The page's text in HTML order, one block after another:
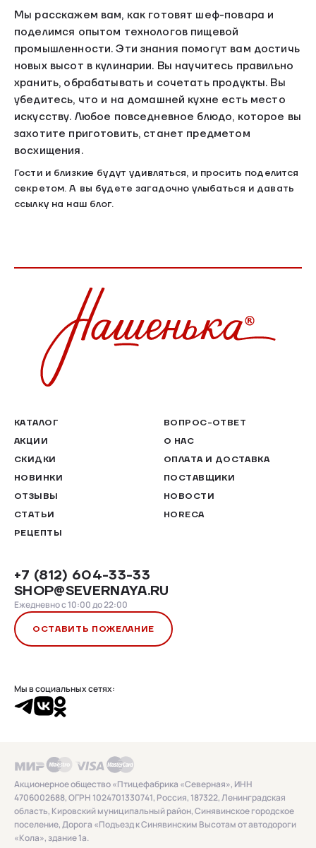
Мы расскажем вам, как готовят шеф-повара и
поделимся опытом технологов пищевой
промышленности. Эти знания помогут вам достичь
новых высот в кулинарии. Вы научитесь правильно
хранить, обрабатывать и сочетать продукты. Вы
убедитесь, что и на домашней кухне есть место
искусству. Любое повседневное блюдо, которое вы
захотите приготовить, станет предметом
восхищения.
Гости и близкие будут удивляться, и просить поделится
секретом. А вы будете загадочно улыбаться и давать
ссылку на наш блог.
КАТАЛОГ
АКЦИИ
СКИДКИ
НОВИНКИ
ОТЗЫВЫ
СТАТЬИ
РЕЦЕПТЫ
ВОПРОС-ОТВЕТ
О НАС
ОПЛАТА И ДОСТАВКА
ПОСТАВЩИКИ
НОВОСТИ
HORECA
Мы в социальных сетях:
+7 (812) 604-33-33
SHOP@SEVERNAYA.RU
Ежедневно с 10:00 до 22:00
ОСТАВИТЬ ПОЖЕЛАНИЕ
Акционерное общество «Птицефабрика «Северная», ИНН
4706002688, ОГРН 1024701330741, Россия, 187322, Ленинградская
область, Кировский муниципальный район, Синявинское городское
поселение, Дорога «Подъезд к Синявинским Высотам от автодороги
«Кола», здание 1а.